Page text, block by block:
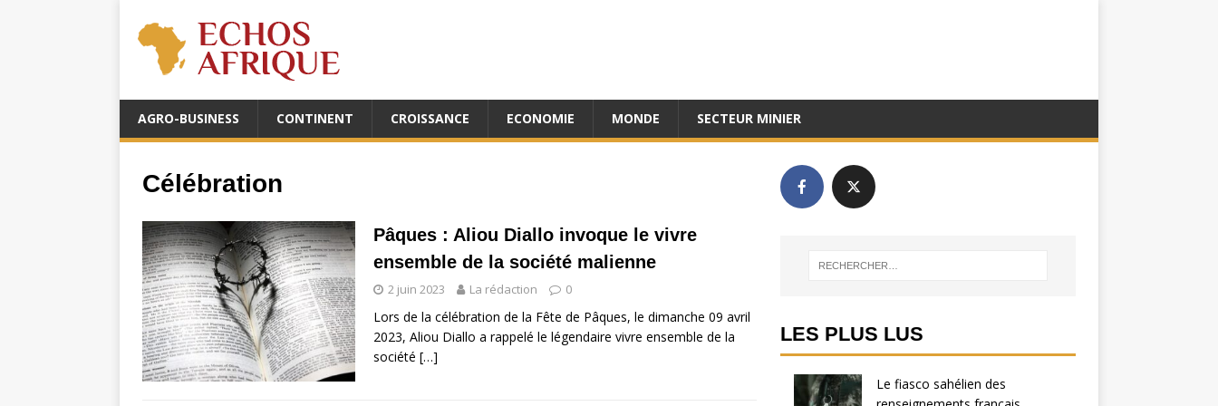
AGRO-BUSINESS CONTINENT CROISSANCE ECONOMIE MONDE SECTEUR MINIER
Célébration
Pâques : Aliou Diallo invoque le vivre
ensemble de la société malienne
2 juin 2023 La rédaction 0
Lors de la célébration de la Fête de Pâques, le dimanche 09 avril
2023, Aliou Diallo a rappelé le légendaire vivre ensemble de la
société […]
LES PLUS LUS
Le fiasco sahélien des